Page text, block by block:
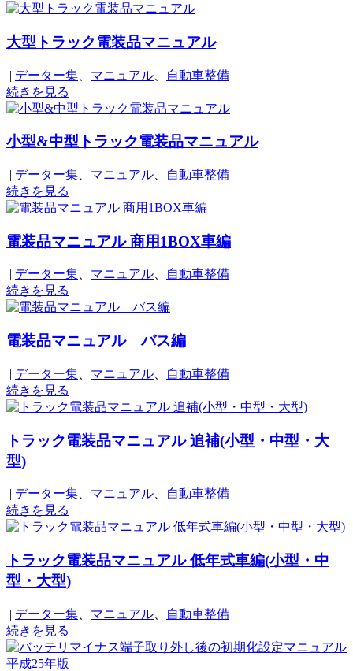
大型トラック電装品マニュアル
| データー集 マニュアル
自動車整備
続きを見る
小型&中型トラック電装品マニュアル
| データー集 マニュアル
自動車整備
続きを見る
電装品マニュアル 商用1BOX車編
| データー集、 マニュアル、
自動車整備
続きを見る
電装品マニュアル バス編
| データー集 マニュアル
自動車整備
続きを見る
トラック電装品マニュアル 追補(小型・中型・大
型)
| データー集 マニュアル
自動車整備
続きを見る
トラック電装品マニュアル 低年式車編(小型・中
型・大型)
| データー集 マニュアル
自動車整備
続きを見る